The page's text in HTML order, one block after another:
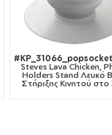
Steves Lava Chicken,
Holders Stand Λευκό
Στήριξης Κινητού στο